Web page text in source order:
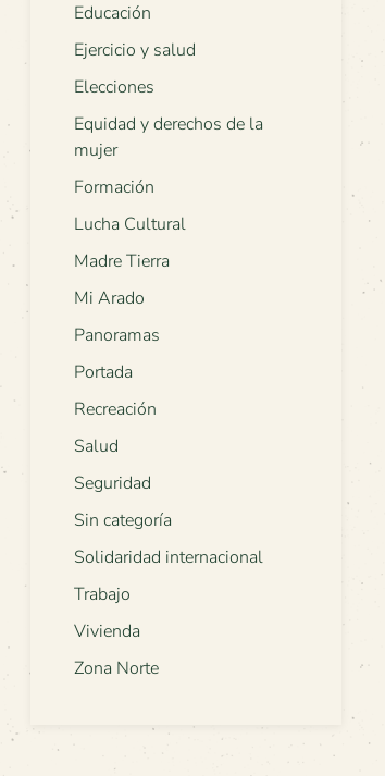
Educación
Ejercicio y salud
Elecciones
Equidad y derechos de la
mujer
Formación
Lucha Cultural
Madre Tierra
Mi Arado
Panoramas
Portada
Recreación
Salud
Seguridad
Sin categoría
Solidaridad internacional
Trabajo
Vivienda
Zona Norte